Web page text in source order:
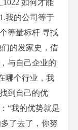
如何才能
我的公司等于
等量标杆 寻找
的发家史，借
与自己企业的
哪个行业，我
到自己的优
“我的优势就是
了去了，你努